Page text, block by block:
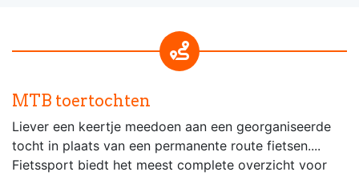
MTB toertochten
Liever een keertje meedoen aan een georganiseerde
tocht in plaats van een permanente route fietsen....
Fietssport biedt het meest complete overzicht voor